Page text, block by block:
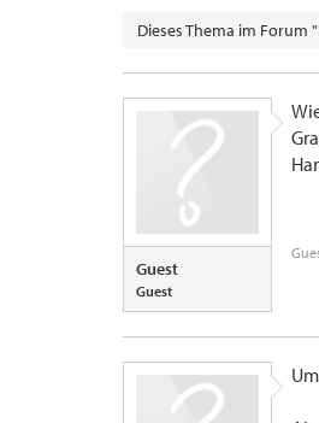
Dieses Thema im Forum "
Guest
Guest